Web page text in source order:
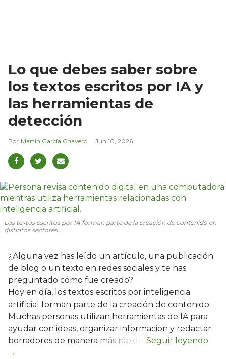
Lo que debes saber sobre
los textos escritos por IA y
las herramientas de
detección
Martín García Chavero Jun 10, 2026
Los textos escritos por IA forman parte de la creación de contenido en
distintos sectores.
¿Alguna vez has leído un artículo, una publicación
de blog o un texto en redes sociales y te has
preguntado cómo fue creado?
Hoy en día, los textos escritos por inteligencia
artificial forman parte de la creación de contenido.
Muchas personas utilizan herramientas de IA para
ayudar con ideas, organizar información y redactar
borradores de manera más rápida.